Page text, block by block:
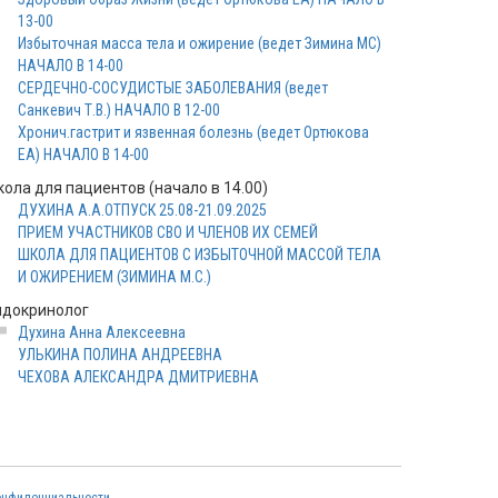
13-00
Избыточная масса тела и ожирение (ведет Зимина МС)
НАЧАЛО В 14-00
СЕРДЕЧНО-СОСУДИСТЫЕ ЗАБОЛЕВАНИЯ (ведет
Санкевич Т.В.) НАЧАЛО В 12-00
Хронич.гастрит и язвенная болезнь (ведет Ортюкова
ЕА) НАЧАЛО В 14-00
для пациентов (начало в 14.00)
ДУХИНА А.А.ОТПУСК 25.08-21.09.2025
ПРИЕМ УЧАСТНИКОВ СВО И ЧЛЕНОВ ИХ СЕМЕЙ
ШКОЛА ДЛЯ ПАЦИЕНТОВ С ИЗБЫТОЧНОЙ МАССОЙ ТЕЛА
И ОЖИРЕНИЕМ (ЗИМИНА М.С.)
Духина Анна Алексеевна
УЛЬКИНА ПОЛИНА АНДРЕЕВНА
ЧЕХОВА АЛЕКСАНДРА ДМИТРИЕВНА